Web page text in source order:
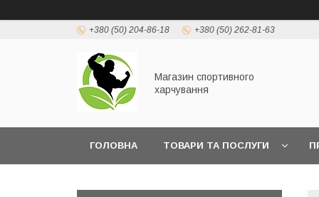
+380 (50) 204-86-18 +380 (50) 262-81-63
Магазин спортивного
харчування
ГОЛОВНА ТОВАРИ ТА ПОСЛУГИ